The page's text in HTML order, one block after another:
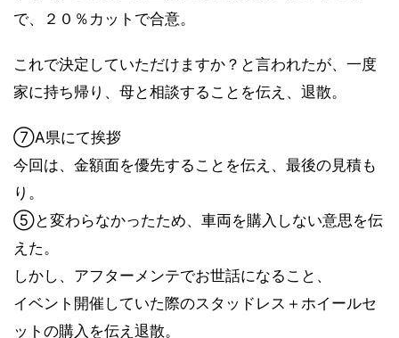
で、２０％カットで合意。
これで決定していただけますか？と言われたが、一度
家に持ち帰り、母と相談することを伝え、退散。
⑦A県にて挨拶
今回は、金額面を優先することを伝え、最後の見積も
り。
⑤と変わらなかったため、車両を購入しない意思を伝
えた。
しかし、アフターメンテでお世話になること、
イベント開催していた際のスタッドレス＋ホイールセ
ットの購入を伝え退散。